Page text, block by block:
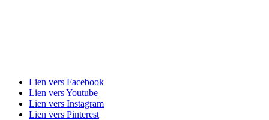
Lien vers Facebook
Lien vers Youtube
Lien vers Instagram
Lien vers Pinterest